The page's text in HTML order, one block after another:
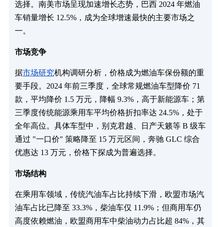
选择。南美市场呈现加速增长态势，巴西 2024 年燃油
车销量增长 12.5%，成为全球增速最快的主要市场之
一。
市场竞争
据市场研究机构调研分析，价格成为燃油车保份额的重
要手段。2024 年前三季度，全球常规燃油车型降价 71
款，平均降价 1.5 万元，降幅 9.3%，高于新能源车；第
三季度传统能源乘用车平均价格折扣率达 24.5%，处于
全年高位。具体车型中，别克君越、日产天籁等 B 级车
通过 "一口价" 策略降至 15 万元区间，奔驰 GLC 综合
优惠达 13 万元，价格下探成为普遍选择。
市场结构
在乘用车领域，传统汽油车占比持续下滑，欧盟市场汽
油车占比已降至 33.3%，柴油车仅 11.9%；但商用车仍
高度依赖燃油，欧盟商用车中柴油动力占比超 84%，其